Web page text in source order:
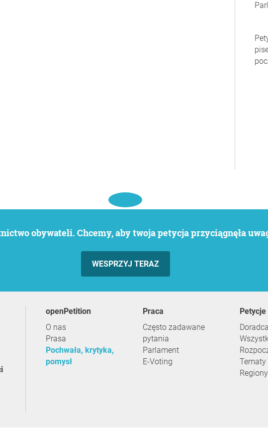
obywateli. Chcemy, aby twoja petycja przyciągnęła
WESPRZYJ TERAZ
openPetition
O nas
Prasa
Pochwała, krytyka,
pomysł
praca
Często zadawane
pytania
Parlament
E-Voting
Petycje
Doradca
Tematy
Regiony